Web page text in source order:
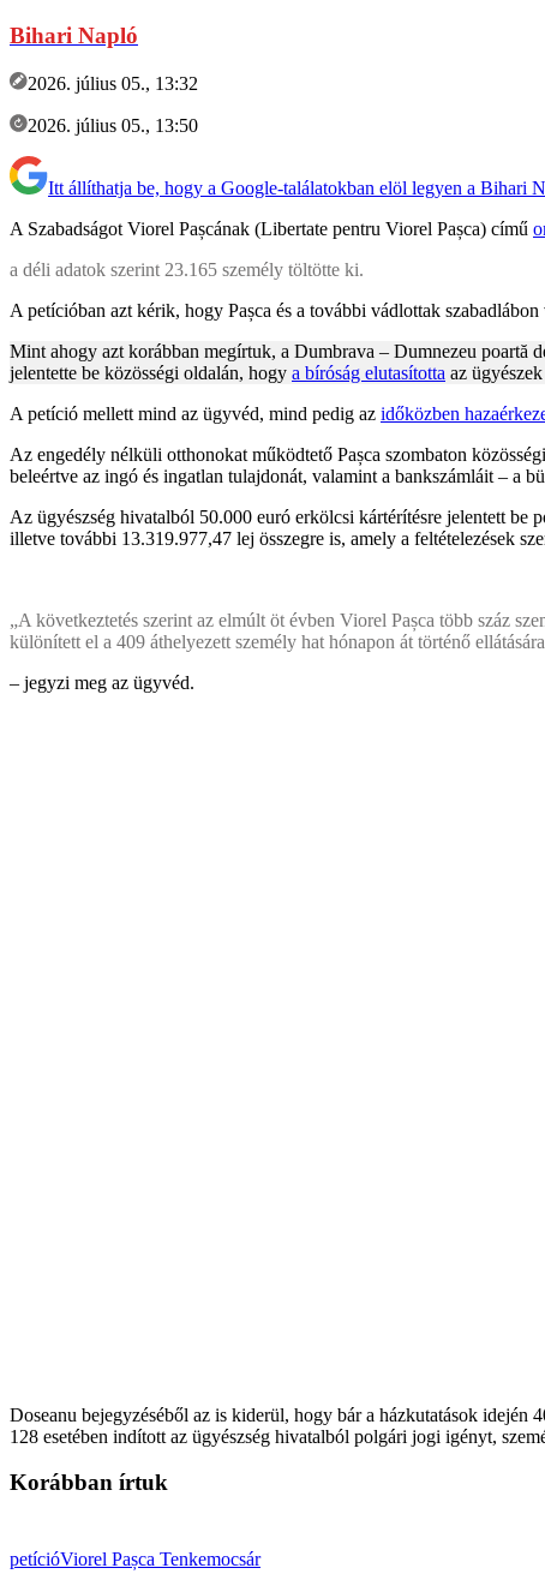
Bihari Napló
2026. július 05., 13:32
2026. július 05., 13:50
Itt állíthatja be, hogy a Google-találatokban elöl legyen a Bihari
A Szabadságot Viorel Pașcának (Libertate pentru Viorel Pașca) című
a déli adatok szerint 23.165 személy töltötte ki.
A petícióban azt kérik, hogy Pașca és a további vádlottak szabadlábon
Mint ahogy azt korábban megírtuk, a Dumbrava – Dumnezeu poartă
jelentette be közösségi oldalán, hogy a bíróság elutasította az
A petíció mellett mind az ügyvéd, mind pedig az időközben
Az engedély nélküli otthonokat működtető Pașca szombaton
beleértve az ingó és ingatlan tulajdonát, valamint a bankszámláit – a
Az ügyészség hivatalból 50.000 euró erkölcsi kártérítésre jelentett be
illetve további 13.319.977,47 lej összegre is, amely a feltételezések
„A következtetés szerint az elmúlt öt évben Viorel Pașca több száz
különített el a 409 áthelyezett személy hat hónapon át történő
– jegyzi meg az ügyvéd.
Doseanu bejegyzéséből az is kiderül, hogy bár a házkutatások
128 esetében indított az ügyészség hivatalból polgári jogi igényt,
Korábban írtuk
petícióViorel Pașca Tenkemocsár